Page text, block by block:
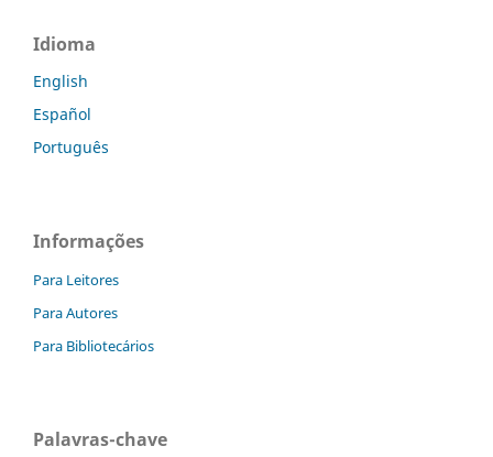
Idioma
English
Español
Português
Informações
Para Leitores
Para Autores
Para Bibliotecários
Palavras-chave